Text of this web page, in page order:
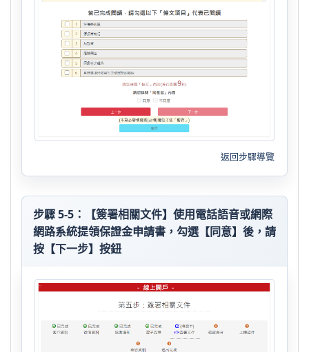
返回步驟導覽
步驟 5-5：【簽署相關文件】使用電話語音或網際
網路系統提領保證金申請書，勾選【同意】後，請
按【下一步】按鈕